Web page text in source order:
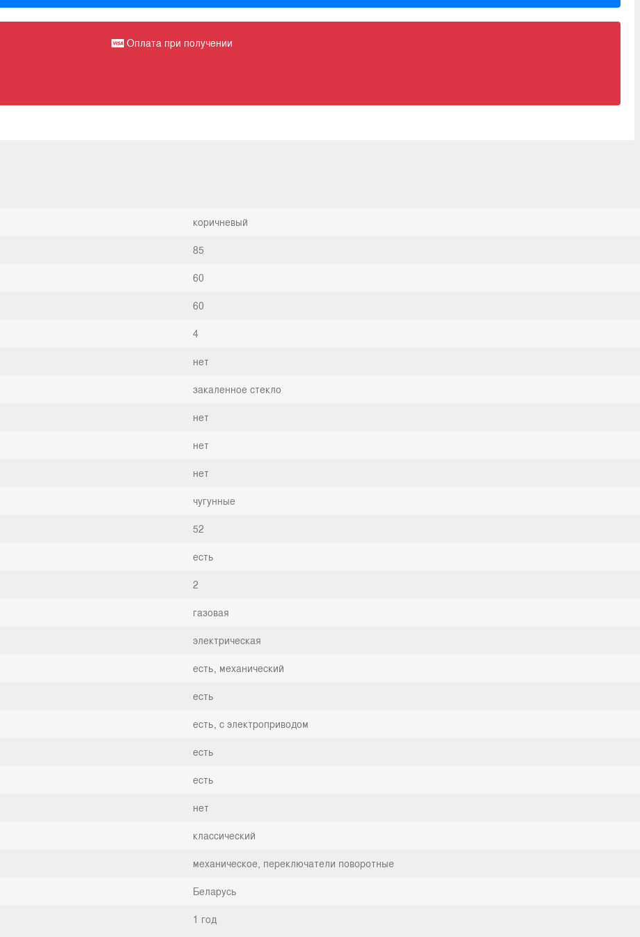
Оплата при получении
коричневый
85
60
60
4
нет
закаленное стекло
нет
нет
нет
чугунные
52
есть
2
газовая
электрическая
есть, механический
есть
есть, с электроприводом
есть
есть
нет
классический
механическое, переключатели поворотные
Беларусь
1 год